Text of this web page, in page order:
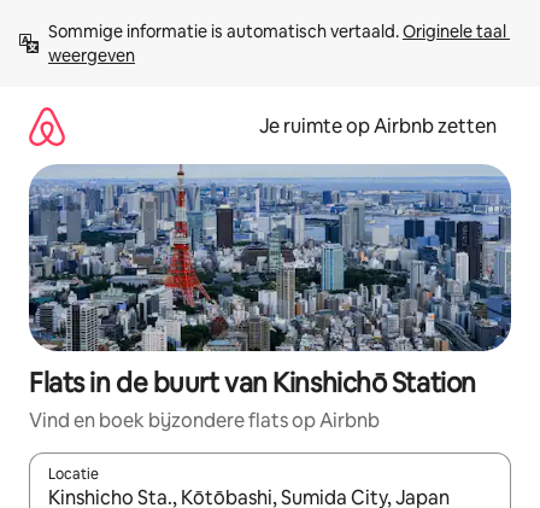
direct
naar
Sommige informatie is automatisch vertaald. Originele taal
weergeven
Je ruimte op Airbnb zetten
Flats in de buurt van Kinshichō Station
Vind en boek bijzondere flats op Airbnb
Locatie
Wanneer er suggesties beschikbaar zijn, maak je een keuze